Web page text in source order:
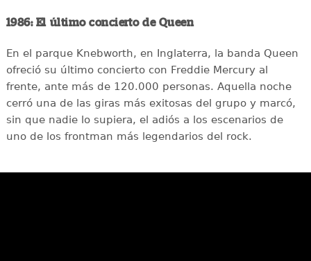
1986: El último concierto de Queen
En el parque Knebworth, en Inglaterra, la banda Queen
ofreció su último concierto con Freddie Mercury al
frente, ante más de 120.000 personas. Aquella noche
cerró una de las giras más exitosas del grupo y marcó,
sin que nadie lo supiera, el adiós a los escenarios de
uno de los frontman más legendarios del rock.